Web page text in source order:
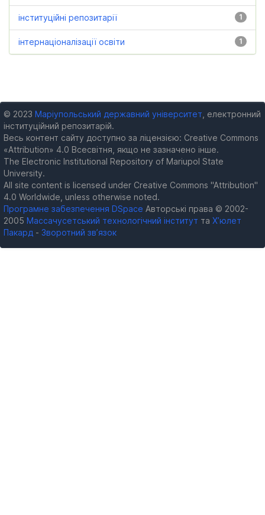
1
інституційні репозитарії
1
інтернаціоналізації освіти
© 2023 Маріупольський державний університет , електронний
інституційний репозитарій.
Весь контент сайту доступно за ліцензією: Creative Commons
«Attribution» 4.0 Всесвітня, якщо не зазначено інше.
The Electronic Institutional Repository of Mariupol State
University.
All site content is licensed under Creative Commons "Attribution"
4.0 Worldwide, unless otherwise noted.
Програмне забезпечення DSpace Авторські права © 2002-
2005 Массачусетський технологічний інститут та Х’юлет
Пакард - Зворотний зв’язок